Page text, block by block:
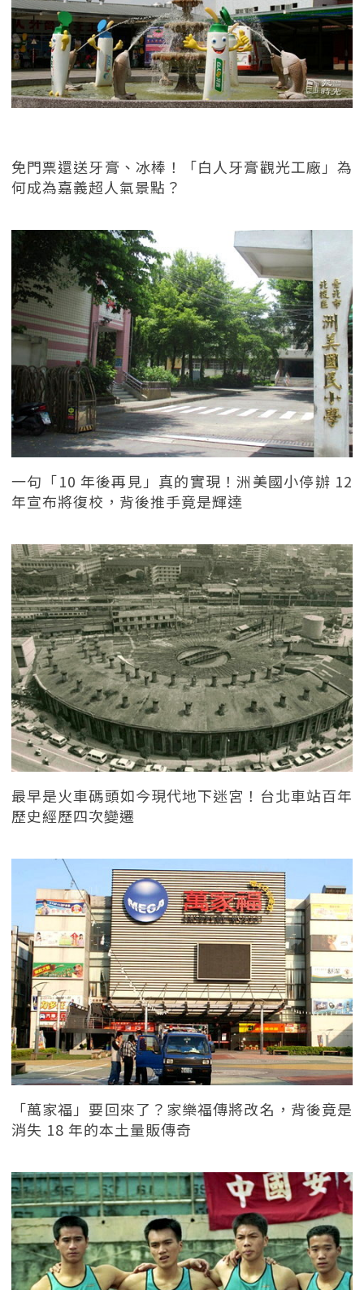
免門票還送牙膏、冰棒！「白人牙膏觀光工廠」為
何成為嘉義超人氣景點？
一句「10 年後再見」真的實現！洲美國小停辦 12
年宣布將復校，背後推手竟是輝達
最早是火車碼頭如今現代地下迷宮！台北車站百年
歷史經歷四次變遷
「萬家福」要回來了？家樂福傳將改名，背後竟是
消失 18 年的本土量販傳奇